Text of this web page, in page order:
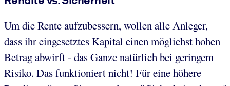
Um die Rente aufzubessern, wollen alle Anleger,
dass ihr eingesetztes Kapital einen möglichst hohen
Betrag abwirft - das Ganze natürlich bei geringem
Risiko. Das funktioniert nicht! Für eine höhere